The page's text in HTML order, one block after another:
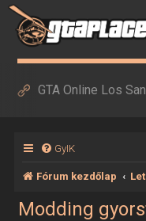
GTA Online Los
GyIK
Fórum kezdőlap
Modding